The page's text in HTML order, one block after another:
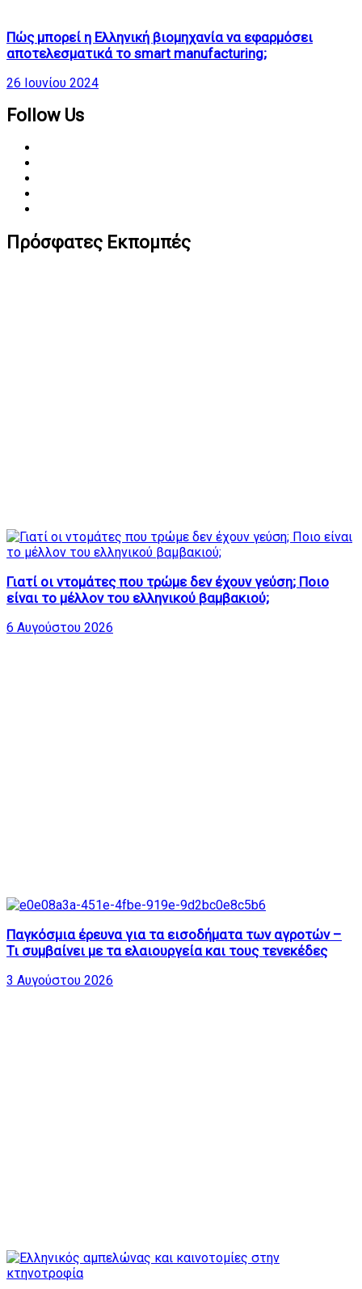
Πώς μπορεί η Ελληνική βιομηχανία να εφαρμόσει
αποτελεσματικά το smart manufacturing;
26 Ιουνίου 2024
Follow Us
Πρόσφατες Εκπομπές
Γιατί οι ντομάτες που τρώμε δεν έχουν γεύση; Ποιο
είναι το μέλλον του ελληνικού βαμβακιού;
6 Αυγούστου 2026
Παγκόσμια έρευνα για τα εισοδήματα των αγροτών –
Τι συμβαίνει με τα ελαιουργεία και τους τενεκέδες
3 Αυγούστου 2026